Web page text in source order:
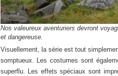
Nos valeureux aventuriers devront
et dangereuse.
Visuellement, la série est tout
somptueux. Les costumes sont
superflu. Les effets spéciaux sont